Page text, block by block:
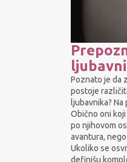
Poznato je da
postoje
ljubavnika?
Obično oni
po njihovom
avantura,
Ukoliko se
definišu